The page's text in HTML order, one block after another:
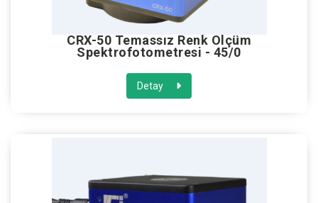
CRX-50 Temassız Renk Ölçüm
Spektrofotometresi - 45/0
Detay